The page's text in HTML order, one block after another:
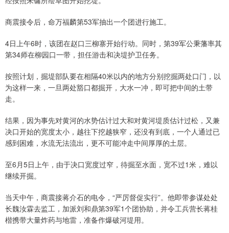
商震接令后，命万福麟第53军抽出一个团进行施工。
4日上午6时，该团在赵口三柳寨开始行动。同时，第39军公秉藩率其
第34师在柳园口一带，担任游击和决堤护卫任务。
按照计划，掘堤部队要在相隔40米以内的地方分别挖掘两处口门，以
为这样一来，一旦两处豁口都掘开，大水一冲，即可把中间的土带
走。
结果，因为事先对黄河的水势估计过大和对黄河堤质估计过松，又兼
决口开始的宽度太小，越往下挖越狭窄，还没有到底，一个人通过已
感到困难，水流无法流出，更不可能冲走中间厚厚的土层。
至6月5日上午，由于决口宽度过窄，待掘至水面，宽不过1米，难以
继续开掘。
当天中午，商震接蒋介石的电令，“严厉督促实行”。他即带参谋处处
长魏汝霖去监工，加派刘和鼎第39军1个团协助，并令工兵营长蒋桂
楷携带大量炸药与地雷，准备作爆破河堤用。